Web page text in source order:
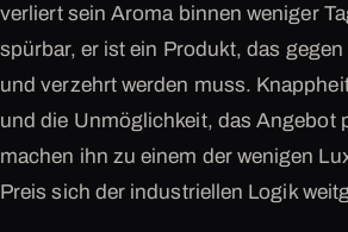
verliert sein Aroma binnen weniger
spürbar, er ist ein Produkt, das
und verzehrt werden muss.
und die Unmöglichkeit, das Angebot
machen ihn zu einem der wenigen
Preis sich der industriellen Logik